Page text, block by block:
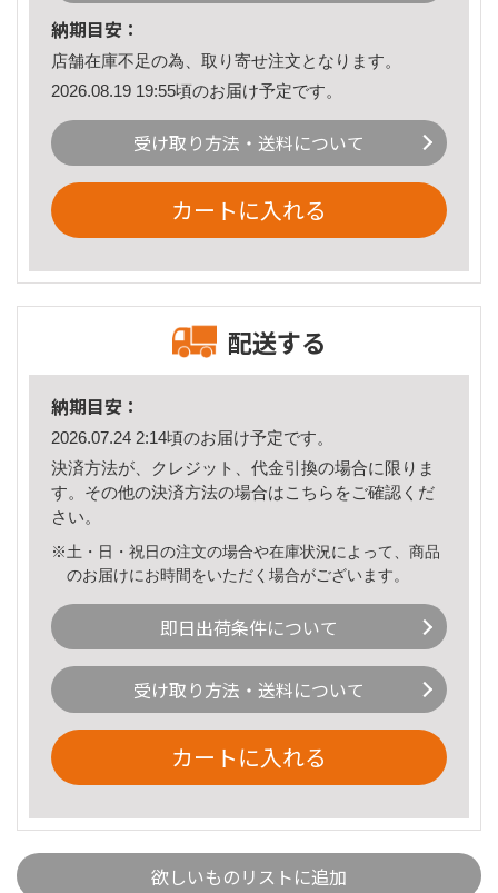
納期目安：
店舗在庫不足の為、取り寄せ注文となります。
2026.08.19 19:55頃のお届け予定です。
受け取り方法・送料について
カートに入れる
配送する
納期目安：
2026.07.24 2:14頃のお届け予定です。
決済方法が、クレジット、代金引換の場合に限りま
す。その他の決済方法の場合はこちら をご確認くだ
さい。
※土・日・祝日の注文の場合や在庫状況によって、商品
のお届けにお時間をいただく場合がございます。
即日出荷条件について
受け取り方法・送料について
カートに入れる
欲しいものリストに追加